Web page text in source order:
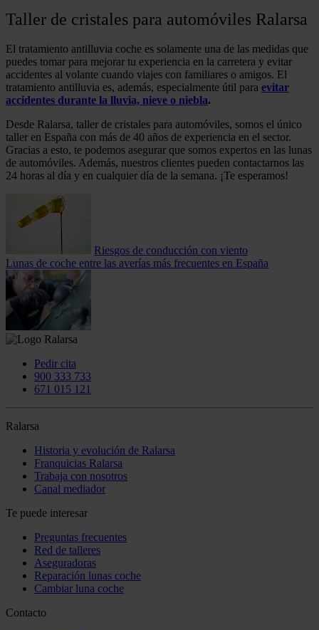
Taller de cristales para automóviles Ralarsa
El tratamiento antilluvia coche es solamente una de las medidas que
puedes tomar para mejorar tu experiencia en la carretera y evitar
accidentes al volante cuando viajes con familiares o amigos. El
tratamiento antilluvia es, además, especialmente útil para evitar
accidentes durante la lluvia, nieve o niebla.
Desde Ralarsa, taller de cristales para automóviles, somos el único
taller en España con más de 40 años de experiencia en el sector.
Gracias a esto, te podemos asegurar que somos expertos en las lunas
de automóviles. Además, nuestros clientes pueden contactarnos las
24 horas al día y en cualquier día de la semana. ¡Te esperamos!
Riesgos de conducción con viento
Lunas de coche entre las averías más frecuentes en España
Pedir cita
900 333 733
671 015 121
Ralarsa
Historia y evolución de Ralarsa
Franquicias Ralarsa
Trabaja con nosotros
Canal mediador
Te puede interesar
Preguntas frecuentes
Red de talleres
Aseguradoras
Reparación lunas coche
Cambiar luna coche
Contacto